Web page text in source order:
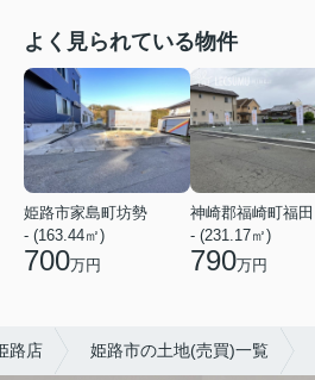
よく見られている物件
姫路市家島町坊勢
- (163.44㎡)
700万円
神崎郡福崎町福田
- (231.17㎡)
790万円
路店 姫路市の土地(売買)一覧